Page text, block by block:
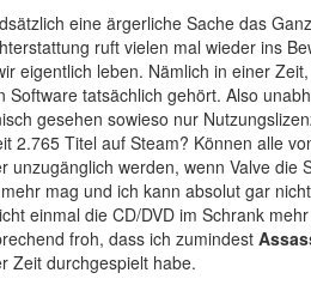
eine ärgerliche Sache das
ruft vielen mal wieder ins
eigentlich leben. Nämlich in einer
Software tatsächlich gehört. Also
gesehen sowieso nur
2.765 Titel auf Steam? Können alle
unzugänglich werden, wenn Valve die
mag und ich kann absolut gar
einmal die CD/DVD im Schrank
froh, dass ich zumindest
Zeit durchgespielt habe.